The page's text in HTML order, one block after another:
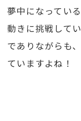
夢中になってい
動きに挑戦して
でありながらも
ていますよね！